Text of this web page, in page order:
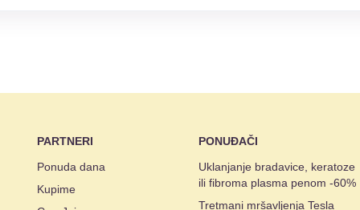
PARTNERI
Ponuda dana
Kupime
PONUĐAČI
Uklanjanje bradavice, keratoze
ili fibroma plasma penom -60%
Tretmani mršavljenja Tesla